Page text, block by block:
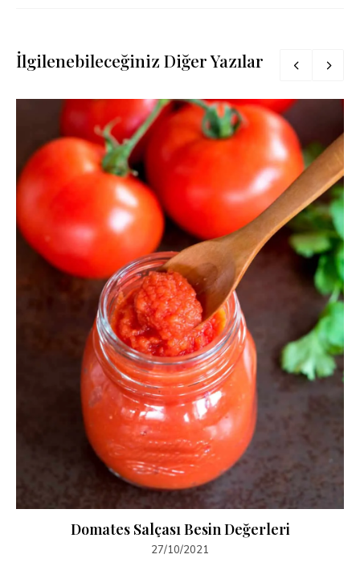
İlgilenebileceğiniz Diğer Yazılar
Domates Salçası Besin Değerleri
27/10/2021